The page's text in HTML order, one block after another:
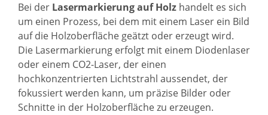
Bei der Lasermarkierung auf Holz handelt es sich
um einen Prozess, bei dem mit einem Laser ein Bild
auf die Holzoberfläche geätzt oder erzeugt wird.
Die Lasermarkierung erfolgt mit einem Diodenlaser
oder einem CO2-Laser, der einen
hochkonzentrierten Lichtstrahl aussendet, der
fokussiert werden kann, um präzise Bilder oder
Schnitte in der Holzoberfläche zu erzeugen.